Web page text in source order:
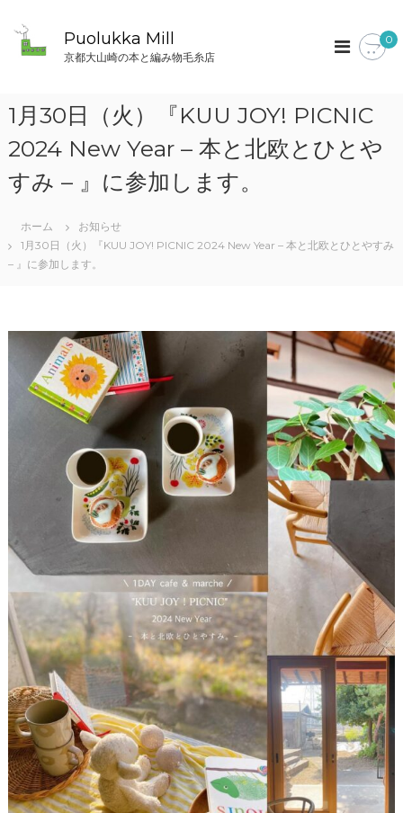
キ
ッ
プ
Puolukka Mill
京都大山崎の本と編み物毛糸店
0
1月30日（火）『KUU JOY! PICNIC
2024 New Year – 本と北欧とひとや
すみ – 』に参加します。
ホーム
お知らせ
1月30日（火）『KUU JOY! PICNIC 2024 New Year – 本と北欧とひとやすみ
– 』に参加します。